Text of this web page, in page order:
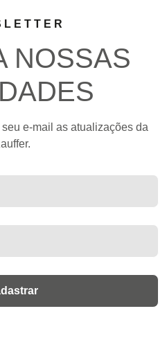
NOSSAS
e-mail as atualizações da